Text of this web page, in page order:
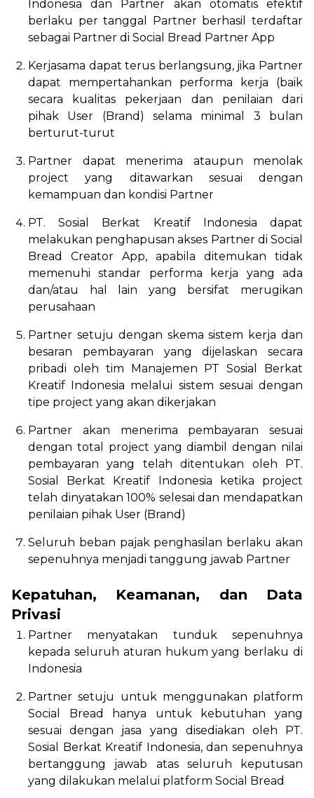
Indonesia dan Partner akan otomatis efektif
berlaku per tanggal Partner berhasil terdaftar
sebagai Partner di Social Bread Partner App
Kerjasama dapat terus berlangsung, jika Partner
dapat mempertahankan performa kerja (baik
secara kualitas pekerjaan dan penilaian dari
pihak User (Brand) selama minimal 3 bulan
berturut-turut
Partner dapat menerima ataupun menolak
project yang ditawarkan sesuai dengan
kemampuan dan kondisi Partner
PT. Sosial Berkat Kreatif Indonesia dapat
melakukan penghapusan akses Partner di Social
Bread Creator App, apabila ditemukan tidak
memenuhi standar performa kerja yang ada
dan/atau hal lain yang bersifat merugikan
perusahaan
Partner setuju dengan skema sistem kerja dan
besaran pembayaran yang dijelaskan secara
pribadi oleh tim Manajemen PT Sosial Berkat
Kreatif Indonesia melalui sistem sesuai dengan
tipe project yang akan dikerjakan
Partner akan menerima pembayaran sesuai
dengan total project yang diambil dengan nilai
pembayaran yang telah ditentukan oleh PT.
Sosial Berkat Kreatif Indonesia ketika project
telah dinyatakan 100% selesai dan mendapatkan
penilaian pihak User (Brand)
Seluruh beban pajak penghasilan berlaku akan
sepenuhnya menjadi tanggung jawab Partner
Kepatuhan, Keamanan, dan Data
Privasi
Partner menyatakan tunduk sepenuhnya
kepada seluruh aturan hukum yang berlaku di
Indonesia
Partner setuju untuk menggunakan platform
Social Bread hanya untuk kebutuhan yang
sesuai dengan jasa yang disediakan oleh PT.
Sosial Berkat Kreatif Indonesia, dan sepenuhnya
bertanggung jawab atas seluruh keputusan
yang dilakukan melalui platform Social Bread